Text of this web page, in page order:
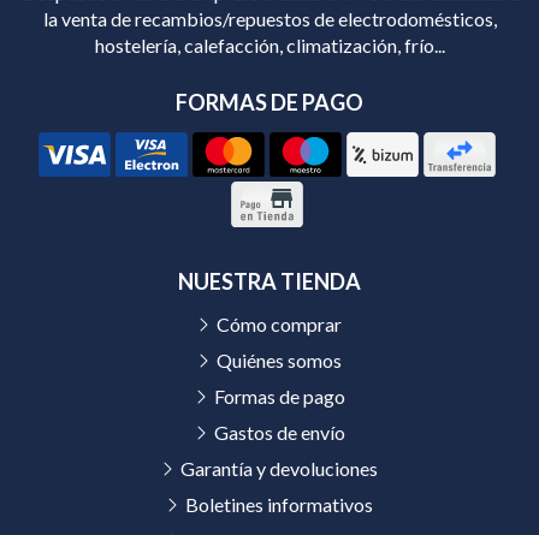
la venta de recambios/repuestos de electrodomésticos,
hostelería, calefacción, climatización, frío...
FORMAS DE PAGO
NUESTRA TIENDA
Cómo comprar
Quiénes somos
Formas de pago
Gastos de envío
Garantía y devoluciones
Boletines informativos